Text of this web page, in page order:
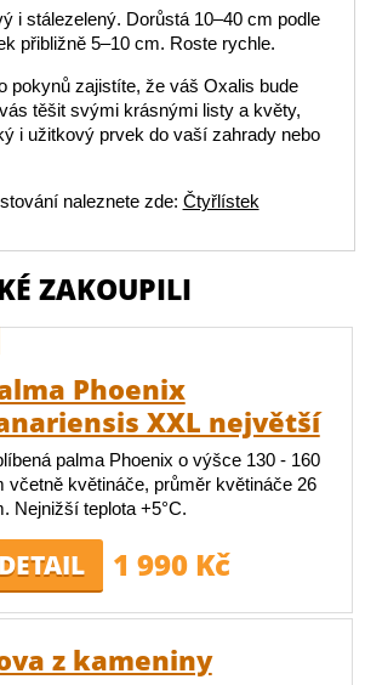
i stálezelený. Dorůstá 10–40 cm podle
přibližně 5–10 cm. Roste rychle.
pokynů zajistíte, že váš Oxalis bude
těšit svými krásnými listy a květy,
i užitkový prvek do vaší zahrady nebo
naleznete zde: Čtyřlístek
ZAKOUPILI
Phoenix
XXL největší
palma Phoenix o výšce 130 - 160
včetně květináče, průměr květináče 26
Nejnižší teplota +5°C.
DETAIL 1 990 Kč
z kameniny